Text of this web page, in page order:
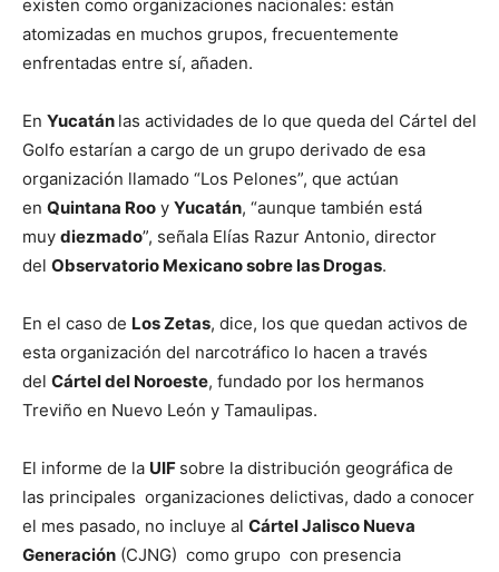
existen como organizaciones nacionales: están
atomizadas en muchos grupos, frecuentemente
enfrentadas entre sí, añaden.
En Yucatán las actividades de lo que queda del Cártel del
Golfo estarían a cargo de un grupo derivado de esa
organización llamado “Los Pelones”, que actúan
en Quintana Roo y Yucatán, “aunque también está
muy diezmado”, señala Elías Razur Antonio, director
del Observatorio Mexicano sobre las Drogas.
En el caso de Los Zetas, dice, los que quedan activos de
esta organización del narcotráfico lo hacen a través
del Cártel del Noroeste, fundado por los hermanos
Treviño en Nuevo León y Tamaulipas.
El informe de la UIF sobre la distribución geográfica de
las principales organizaciones delictivas, dado a conocer
el mes pasado, no incluye al Cártel Jalisco Nueva
Generación (CJNG) como grupo con presencia